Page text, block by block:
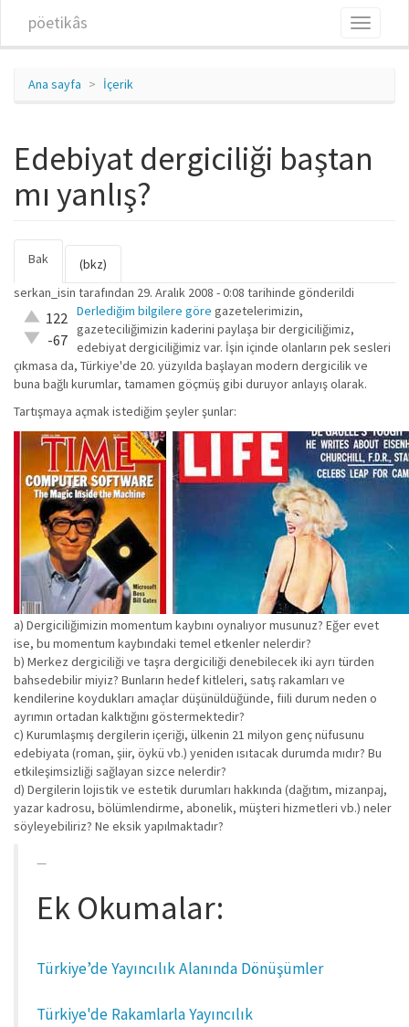
pöetikâs
Toggle
Ana sayfa İçerik
Edebiyat dergiciliği baştan
mı yanlış?
Birincil sekmeler
Bak
sekme)
(bkz)
serkan_isin tarafından 29. Aralık 2008 - 0:08 tarihinde gönderildi
Çok iyi!
122
O kadar
-67
Derlediğim bilgilere göre gazetelerimizin,
gazeteciliğimizin kaderini paylaşa bir dergiciliğimiz,
edebiyat dergiciliğimiz var. İşin içinde olanların pek sesleri
çıkmasa da, Türkiye'de 20. yüzyılda başlayan modern dergicilik ve
buna bağlı kurumlar, tamamen göçmüş gibi duruyor anlayış olarak.
Tartışmaya açmak istediğim şeyler şunlar:
a) Dergiciliğimizin momentum kaybını oynalıyor musunuz? Eğer evet
ise, bu momentum kaybındaki temel etkenler nelerdir?
b) Merkez dergiciliği ve taşra dergiciliği denebilecek iki ayrı türden
bahsedebilir miyiz? Bunların hedef kitleleri, satış rakamları ve
kendilerine koydukları amaçlar düşünüldüğünde, fiili durum neden o
ayrımın ortadan kalktığını göstermektedir?
c) Kurumlaşmış dergilerin içeriği, ülkenin 21 milyon genç nüfusunu
edebiyata (roman, şiir, öykü vb.) yeniden ısıtacak durumda mıdır? Bu
etkileşimsizliği sağlayan sizce nelerdir?
d) Dergilerin lojistik ve estetik durumları hakkında (dağıtım, mizanpaj,
yazar kadrosu, bölümlendirme, abonelik, müşteri hizmetleri vb.) neler
söyleyebiliriz? Ne eksik yapılmaktadır?
Ek Okumalar:
Türkiye’de Yayıncılık Alanında Dönüşümler
Türkiye'de Rakamlarla Yayıncılık